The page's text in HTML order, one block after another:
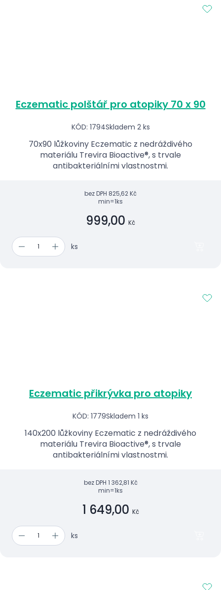
Eczematic polštář pro atopiky 70 x 90
KÓD: 1794Skladem 2 ks
70x90 lůžkoviny Eczematic z nedráždivého
materiálu Trevira Bioactive®, s trvale
antibakteriálními vlastnostmi.
bez DPH 825,62 Kč
min=1ks
999,00 Kč
ks
Eczematic přikrývka pro atopiky
KÓD: 1779Skladem 1 ks
140x200 lůžkoviny Eczematic z nedráždivého
materiálu Trevira Bioactive®, s trvale
antibakteriálními vlastnostmi.
bez DPH 1 362,81 Kč
min=1ks
1 649,00 Kč
ks